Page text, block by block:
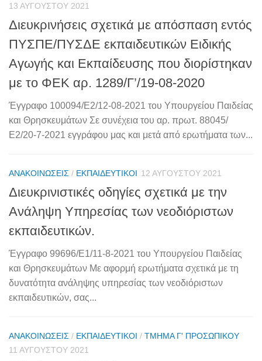
13 ΑΥΓΟΎΣΤΟΥ 2021
Διευκρινήσεις σχετικά με απόσπαση εντός
ΠΥΣΠΕ/ΠΥΣΔΕ εκπαιδευτικών Ειδικής
Αγωγής και Εκπαίδευσης που διορίστηκαν
με το ΦΕΚ αρ. 1289/Γ’/19-08-2020
Έγγραφο 100094/E2/12-08-2021 του Υπουργείου Παιδείας
και Θρησκευμάτων Σε συνέχεια του αρ. πρωτ. 88045/
Ε2/20-7-2021 εγγράφου μας και μετά από ερωτήματα των...
ΑΝΑΚΟΙΝΏΣΕΙΣ / ΕΚΠΑΙΔΕΥΤΙΚΟΊ 12 ΑΥΓΟΎΣΤΟΥ 2021
Διευκρινιστικές οδηγίες σχετικά με την
Ανάληψη Υπηρεσίας των νεοδιόριστων
εκπαιδευτικών.
Έγγραφο 99696/Ε1/11-8-2021 του Υπουργείου Παιδείας
και Θρησκευμάτων Με αφορμή ερωτήματα σχετικά με τη
δυνατότητα ανάληψης υπηρεσίας των νεοδιόριστων
εκπαιδευτικών, σας...
ΑΝΑΚΟΙΝΏΣΕΙΣ / ΕΚΠΑΙΔΕΥΤΙΚΟΊ / ΤΜΉΜΑ Γ' ΠΡΟΣΩΠΙΚΟΎ
11 ΑΥΓΟΎΣΤΟΥ 2021